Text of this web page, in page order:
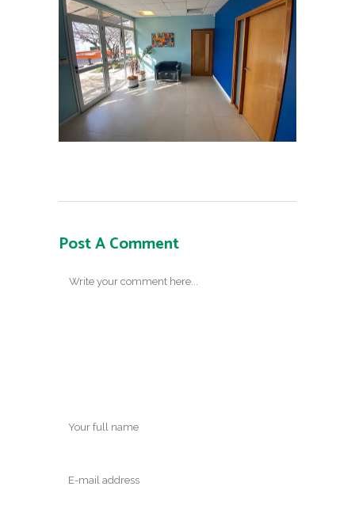
Post A Comment